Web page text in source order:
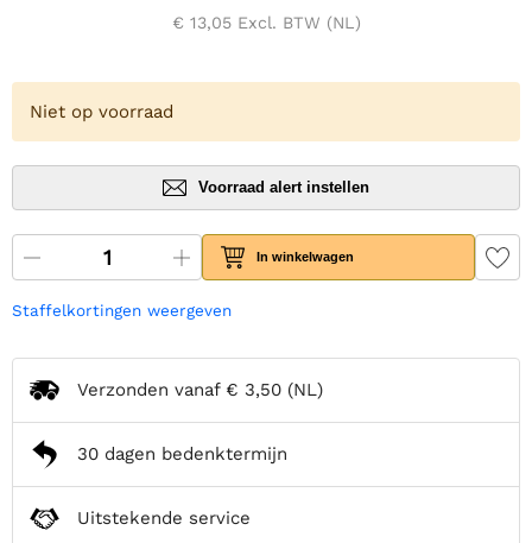
€ 13,05Excl. BTW (NL)
Niet op voorraad
Voorraad alert instellen
In winkelwagen
Staffelkortingen weergeven
Verzonden vanaf € 3,50 (NL)
30 dagen bedenktermijn
Uitstekende service